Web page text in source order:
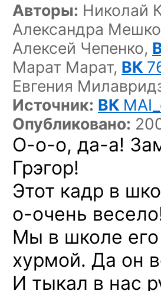
Авторы: Николай
Александра
Алексей Чепенко,
Марат Марат, ВК
Евгения
Источник: ВК
Опубликовано:
О-о-о, да-а!
Грэгор!
Этот кадр в
о-очень
Мы в школе
хурмой. Да он
И тыкал в нас